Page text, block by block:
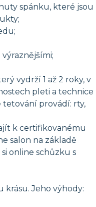
spánku, které jsou
vydrží 1 až 2 roky, v
pleti a technice
tetování provádí: rty,
k certifikovanému
salon na základě
online schůzku s
Jeho výhody: